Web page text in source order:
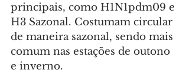
principais, como H1N1pdm09 e
H3 Sazonal. Costumam circular
de maneira sazonal, sendo mais
comum nas estações de outono
e inverno.